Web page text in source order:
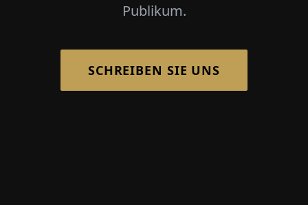
Publikum.
SCHREIBEN SIE UNS